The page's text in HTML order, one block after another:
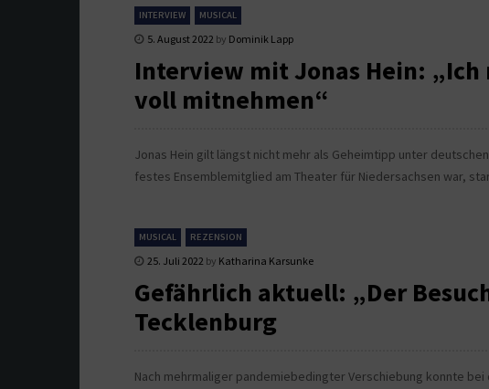
INTERVIEW MUSICAL
5. August 2022 by Dominik Lapp
Interview mit Jonas Hein:
voll mitnehmen“
Jonas Hein gilt längst nicht mehr als Geheimtipp unter
festes Ensemblemitglied am Theater für Niedersachsen war,
MUSICAL REZENSION
25. Juli 2022 by Katharina Karsunke
Gefährlich aktuell: „Der
Tecklenburg
Nach mehrmaliger pandemiebedingter Verschiebung konnte